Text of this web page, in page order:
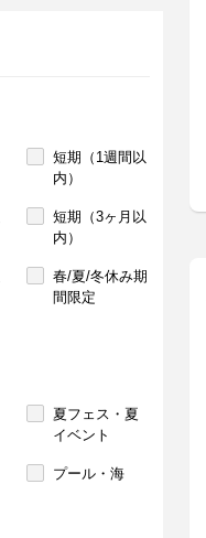
短期（1週間以
内）
短期（3ヶ月以
内）
春/夏/冬休み期
間限定
夏フェス・夏
イベント
プール・海